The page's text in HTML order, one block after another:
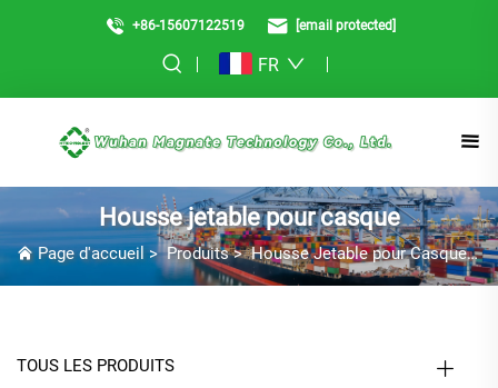
+86-15607122519 [email protected]
FR
Housse jetable pour casque
Page d'accueil >Produits>Housse Jetable pour Casque>
TOUS LES PRODUITS